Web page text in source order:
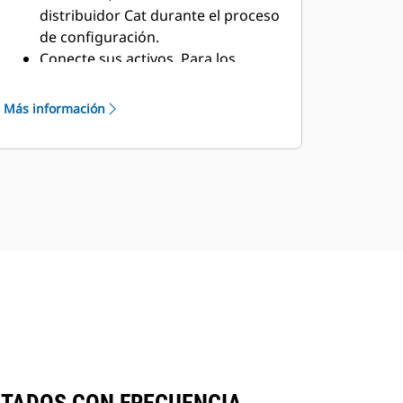
gráficos y tablas sirven para
identificar las tendencias, los casos
atípicos y los patrones en la
distribuidor Cat durante el proceso
de configuración.
Conecte sus activos. Para los
hardware incorporado. Para los
marcas de OEM, instale los
Más información